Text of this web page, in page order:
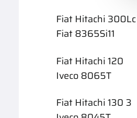
Fiat Hitachi 300Lc
Fiat 8365Si11
Fiat Hitachi 120
Iveco 8065T
Fiat Hitachi 130 3